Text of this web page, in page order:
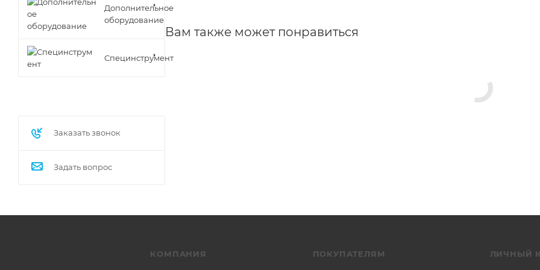
Вам также может понравиться
Дополнительное
оборудование
Специнструмент
Заказать звонок
Задать вопрос
КОМПАНИЯ ПОКУПАТЕЛЯМ ЛИЧНЫЙ